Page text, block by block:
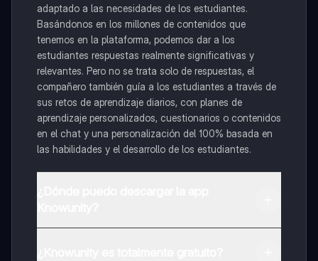
adaptado a las necesidades de los estudiantes.
Basándonos en los millones de contenidos que
tenemos en la plataforma, podemos dar a los
estudiantes respuestas realmente significativas y
relevantes. Pero no se trata solo de respuestas, el
compañero también guía a los estudiantes a través de
sus retos de aprendizaje diarios, con planes de
aprendizaje personalizados, cuestionarios o contenidos
en el chat y una personalización del 100% basada en
las habilidades y el desarrollo de los estudiantes.